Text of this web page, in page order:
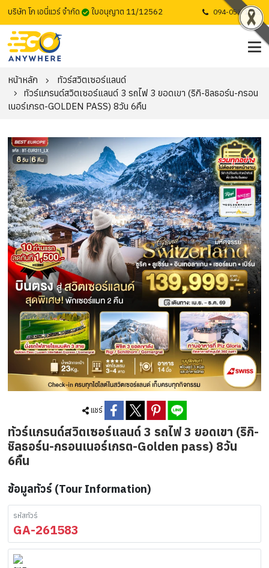
บริษัท โก เอนี่แวร์ จำกัด ใบอนุญาต 11/12562 094-053-1725
หน้าหลัก
ทัวร์สวิตเซอร์แลนด์
ทัวร์แกรนด์สวิตเซอร์แลนด์ 3 รถไฟ 3 ยอดเขา (ริกิ-ชิลธอร์น-กรอน
เนอร์เกรต-GOLDEN PASS) 8วัน 6คืน
แชร์
ทัวร์แกรนด์สวิตเซอร์แลนด์ 3 รถไฟ 3 ยอดเขา (ริกิ-
ชิลธอร์น-กรอนเนอร์เกรต-Golden pass) 8วัน
6คืน
ข้อมูลทัวร์ (Tour Information)
รหัสทัวร์
GA-261583